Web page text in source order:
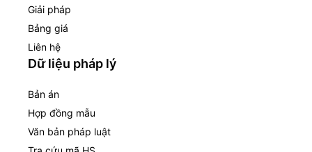
Giải pháp
Bảng giá
Liên hệ
Dữ liệu pháp lý
Bản án
Hợp đồng mẫu
Văn bản pháp luật